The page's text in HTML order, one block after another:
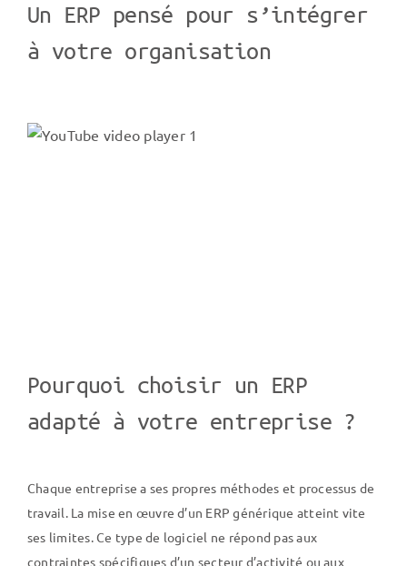
Un ERP pensé pour s’intégrer
à votre organisation
Pourquoi choisir un ERP
adapté à votre entreprise ?
Chaque entreprise a ses propres méthodes et processus de
travail. La mise en œuvre d’un ERP générique atteint vite
ses limites. Ce type de logiciel ne répond pas aux
contraintes spécifiques d’un secteur d’activité ou aux